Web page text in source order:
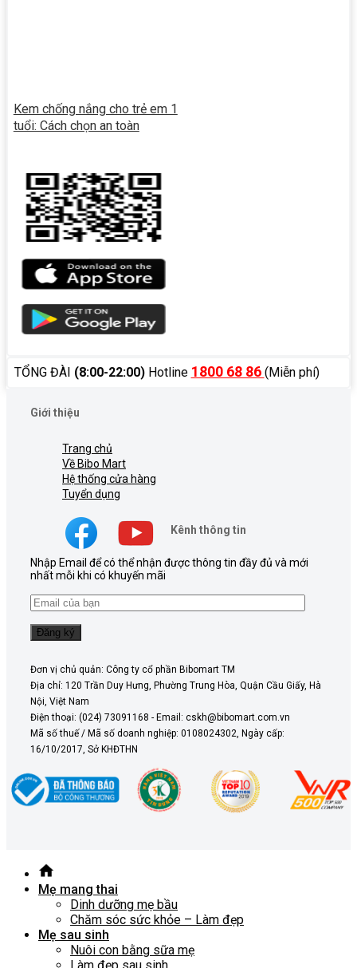
Kem chống nắng cho trẻ em 1
tuổi: Cách chọn an toàn
TỔNG ĐÀI (8:00-22:00)Hotline 1800 68 86 (Miễn phí)
Giới thiệu
Trang chủ
Về Bibo Mart
Hệ thống cửa hàng
Tuyển dụng
Kênh thông tin
Nhập Email để có thể nhận được thông tin đầy đủ và mới
nhất mỗi khi có khuyến mãi
Đơn vị chủ quản: Công ty cổ phần Bibomart TM
Địa chỉ: 120 Trần Duy Hưng, Phường Trung Hòa, Quận Cầu Giấy, Hà
Nội, Việt Nam
Điện thoại: (024) 73091168 - Email: cskh@bibomart.com.vn
Mã số thuế / Mã số doanh nghiệp: 0108024302, Ngày cấp:
16/10/2017, Sở KHĐTHN
Mẹ mang thai
Dinh dưỡng mẹ bầu
Chăm sóc sức khỏe – Làm đẹp
Mẹ sau sinh
Nuôi con bằng sữa mẹ